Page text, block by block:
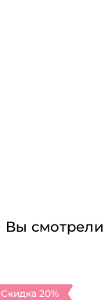
Вы смотрели
Скидка 20%